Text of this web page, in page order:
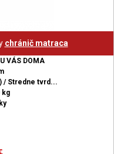
chránič matraca
VÁS DOMA
/ Stredne tvrd...
kg